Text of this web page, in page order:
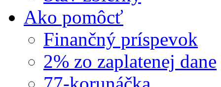
Ako pomôcť
Finančný príspevok
2% zo zaplatenej dane